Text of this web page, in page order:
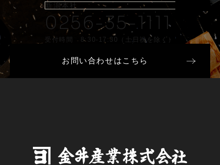
新潟本社
0256-35-1111
受付時間 8:30-17:30（土日祝を除く）
お問い合わせはこちら